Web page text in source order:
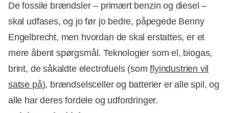
De fossile brændsler – primært benzin og diesel –
skal udfases, og jo før jo bedre, påpegede Benny
Engelbrecht, men hvordan de skal erstattes, er et
mere åbent spørgsmål. Teknologier som el, biogas,
brint, de såkaldte electrofuels (somflyindustrien vil
satse på), brændselsceller og batterier er alle spil, og
alle har deres fordele og udfordringer.